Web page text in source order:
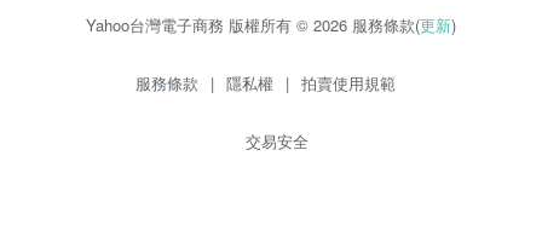
Yahoo台灣電子商務 版權所有 © 2026 服務條款(更新)
服務條款 | 隱私權 | 拍賣使用規範
交易安全